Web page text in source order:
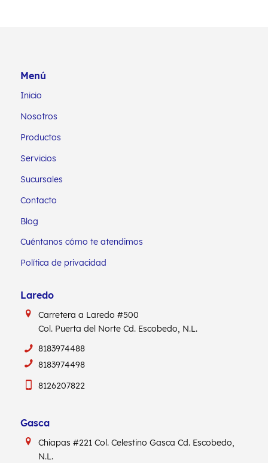
Menú
Inicio
Nosotros
Productos
Servicios
Sucursales
Contacto
Blog
Cuéntanos cómo te atendimos
Política de privacidad
Laredo
Carretera a Laredo #500
Col. Puerta del Norte Cd. Escobedo, N.L.
8183974488
8183974498
8126207822
Gasca
Chiapas #221Col. Celestino GascaCd. Escobedo,
N.L.